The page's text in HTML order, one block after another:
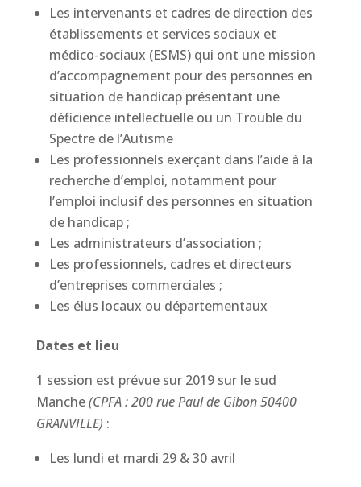
Les intervenants et cadres de direction des
établissements et services sociaux et
médico-sociaux (ESMS) qui ont une mission
d’accompagnement pour des personnes en
situation de handicap présentant une
déficience intellectuelle ou un Trouble du
Spectre de l’Autisme
Les professionnels exerçant dans l’aide à la
recherche d’emploi, notamment pour
l’emploi inclusif des personnes en situation
de handicap ;
Les administrateurs d’association ;
Les professionnels, cadres et directeurs
d’entreprises commerciales ;
Les élus locaux ou départementaux
Dates et lieu
1 session est prévue sur 2019 sur le sud
Manche(CPFA : 200 rue Paul de Gibon 50400
GRANVILLE) :
Les lundi et mardi 29 & 30 avril